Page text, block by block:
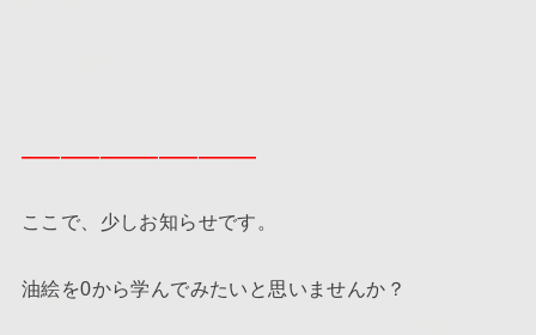
————————————
ここで、少しお知らせです。
油絵を0から学んでみたいと思いませんか？